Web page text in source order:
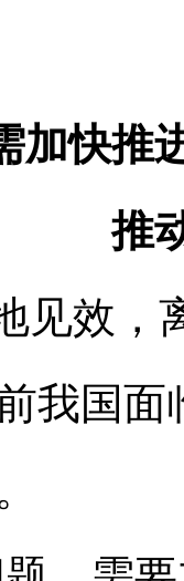
加快推
推
见效，
我国